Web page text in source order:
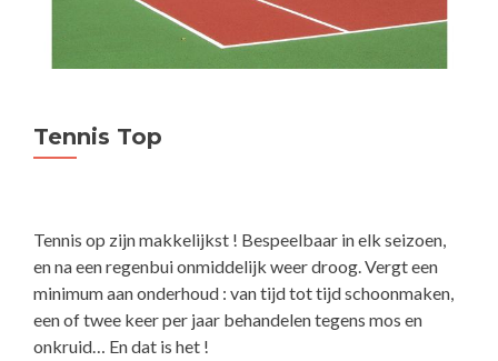
Tennis Top
Tennis op zijn makkelijkst ! Bespeelbaar in elk seizoen,
en na een regenbui onmiddelijk weer droog. Vergt een
minimum aan onderhoud : van tijd tot tijd schoonmaken,
een of twee keer per jaar behandelen tegens mos en
onkruid… En dat is het !